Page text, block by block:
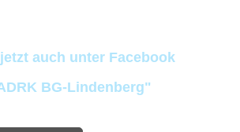
auch unter Facebook
BG-Lindenberg"